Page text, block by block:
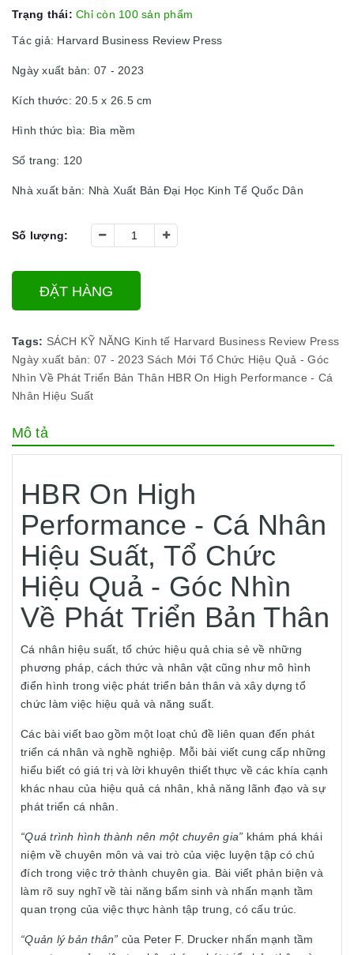
Trạng thái: Chỉ còn 100 sản phẩm
Tác giả: Harvard Business Review Press
Ngày xuất bản: 07 - 2023
Kích thước: 20.5 x 26.5 cm
Hình thức bìa: Bìa mềm
Số trang: 120
Nhà xuất bản: Nhà Xuất Bản Đại Học Kinh Tế Quốc Dân
Số lượng:
ĐẶT HÀNG
Tags: SÁCH KỸ NĂNG Kinh tế Harvard Business Review Press
Ngày xuất bản: 07 - 2023 Sách Mới Tổ Chức Hiệu Quả - Góc
Nhìn Về Phát Triển Bản Thân HBR On High Performance - Cá
Nhân Hiệu Suất
Mô tả
HBR On High
Performance - Cá Nhân
Hiệu Suất, Tổ Chức
Hiệu Quả - Góc Nhìn
Về Phát Triển Bản Thân
Cá nhân hiệu suất, tổ chức hiệu quả chia sẻ về những
phương pháp, cách thức và nhân vật cũng như mô hình
điển hình trong việc phát triển bản thân và xây dựng tổ
chức làm việc hiệu quả và năng suất.
Các bài viết bao gồm một loạt chủ đề liên quan đến phát
triển cá nhân và nghề nghiệp. Mỗi bài viết cung cấp những
hiểu biết có giá trị và lời khuyên thiết thực về các khía cạnh
khác nhau của hiệu quả cá nhân, khả năng lãnh đạo và sự
phát triển cá nhân.
“Quá trình hình thành nên một chuyên gia” khám phá khái
niệm về chuyên môn và vai trò của việc luyện tập có chủ
đích trong việc trở thành chuyên gia. Bài viết phản biện và
làm rõ suy nghĩ về tài năng bẩm sinh và nhấn mạnh tầm
quan trọng của việc thực hành tập trung, có cấu trúc.
“Quản lý bản thân” của Peter F. Drucker nhấn mạnh tầm